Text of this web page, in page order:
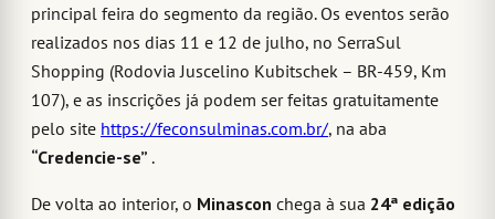
principal feira do segmento da região. Os eventos serão
realizados nos dias 11 e 12 de julho, no SerraSul
Shopping (Rodovia Juscelino Kubitschek – BR-459, Km
107), e as inscrições já podem ser feitas gratuitamente
pelo site https://feconsulminas.com.br/, na aba
“Credencie-se” .
De volta ao interior, o Minascon chega à sua 24ª edição